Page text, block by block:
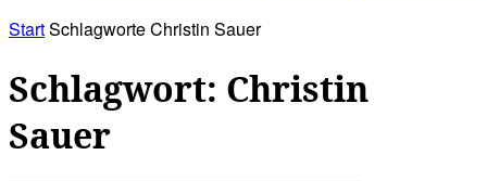
StartSchlagworteChristin Sauer
Schlagwort: Christin
Sauer